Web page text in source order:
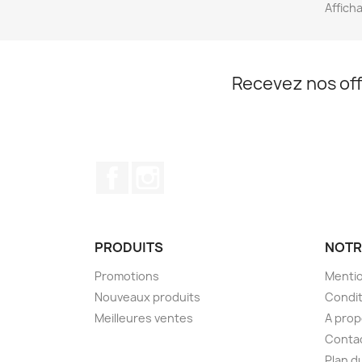
Recevez nos
PRODUITS
Promotions
Nouveaux produits
Meilleures ventes
A